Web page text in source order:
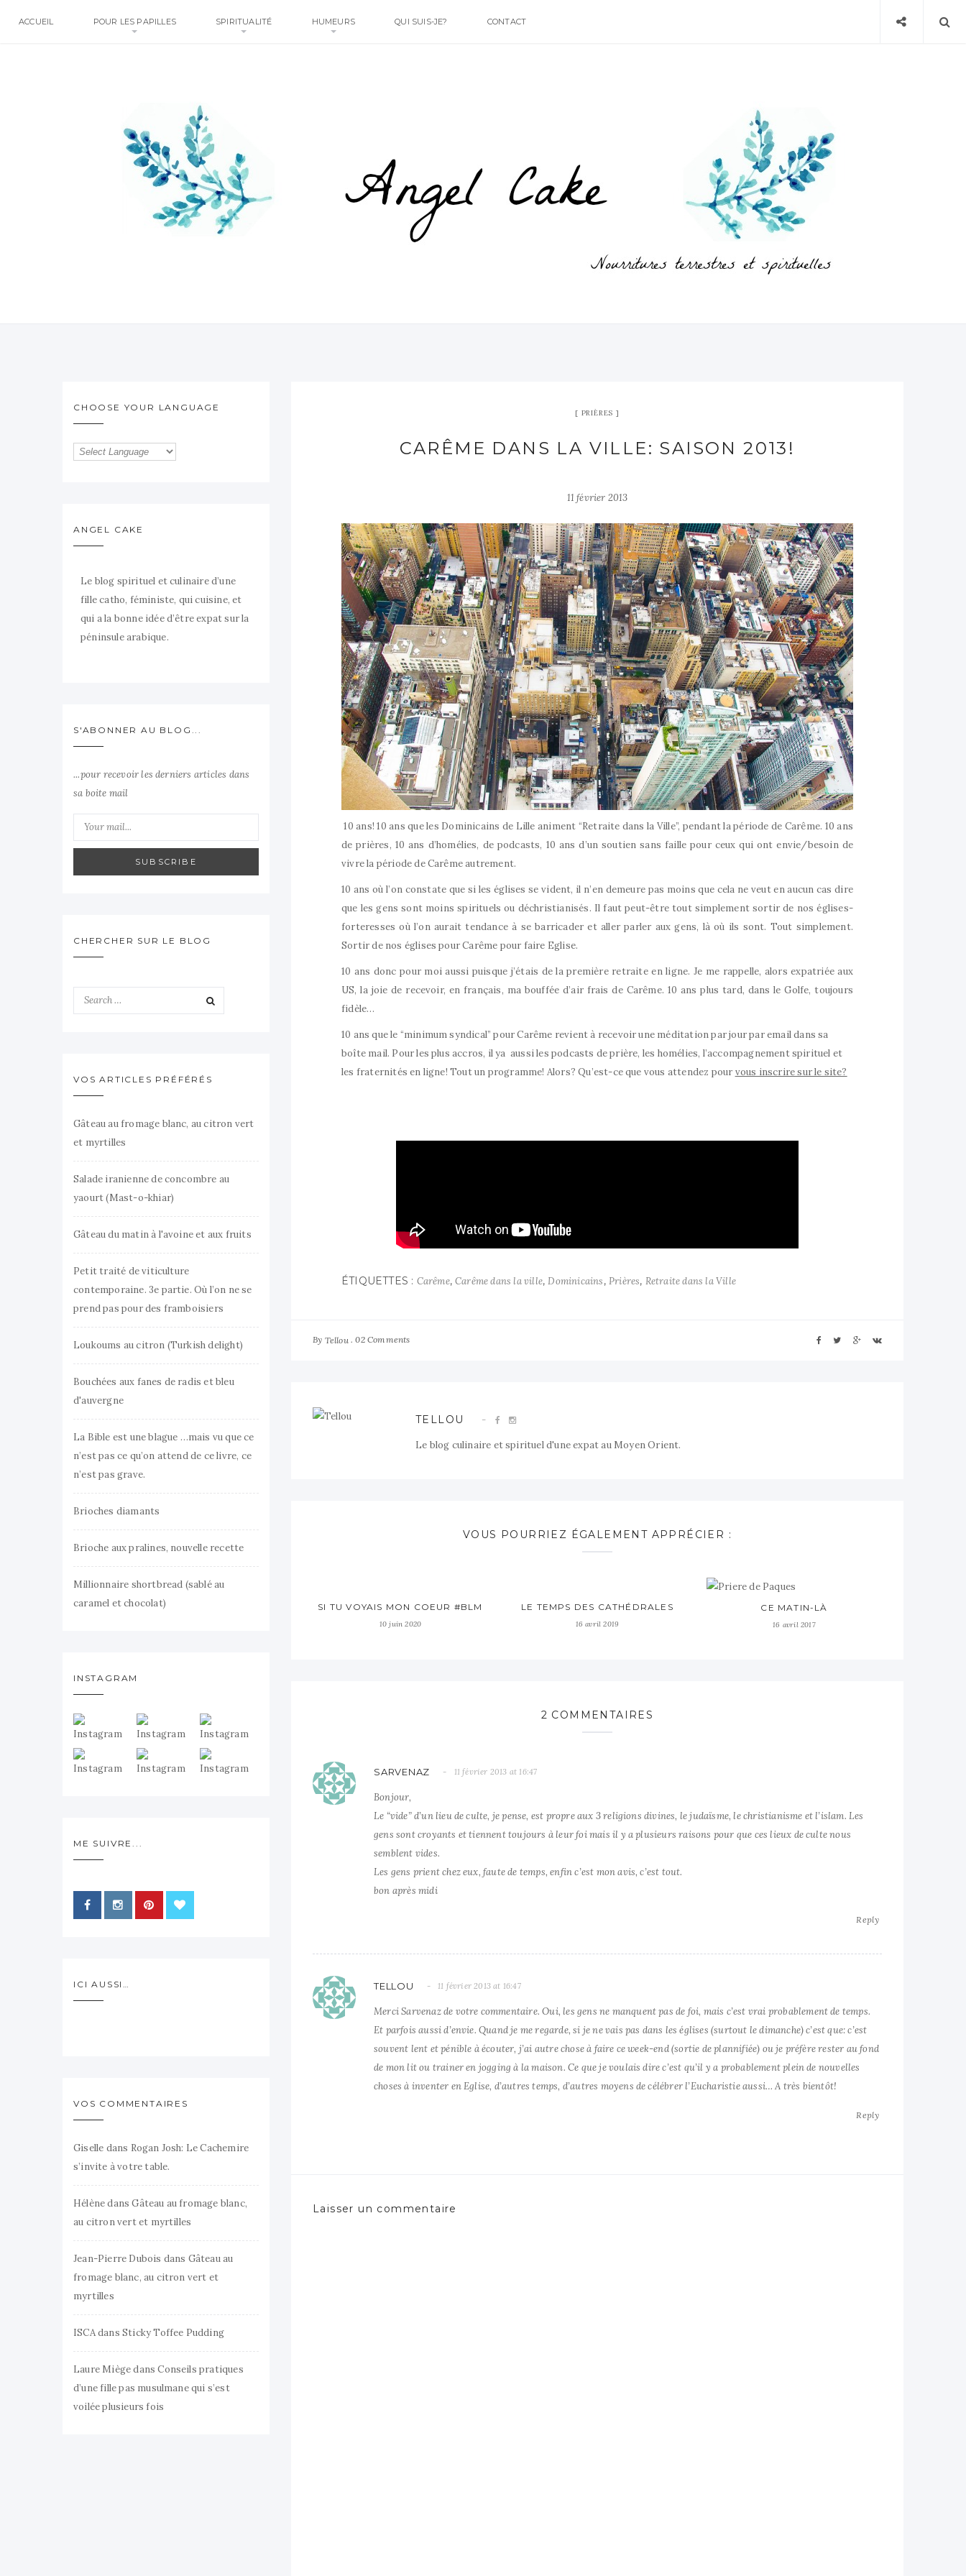
ACCUEIL POUR LES PAPILLES SPIRITUALITÉ HUMEURS QUI SUIS-JE? CONTACT
PRIÈRES
CARÊME DANS LA VILLE: SAISON 2013!
11 février 2013
10 ans! 10 ans que les Dominicains de Lille animent “Retraite dans la Ville”, pendant la période de Carême. 10 ans
de prières, 10 ans d’homélies, de podcasts, 10 ans d’un soutien sans faille pour ceux qui ont envie/besoin de
vivre la période de Carême autrement.
10 ans où l’on constate que si les églises se vident, il n’en demeure pas moins que cela ne veut en aucun cas dire
que les gens sont moins spirituels ou déchristianisés. Il faut peut-être tout simplement sortir de nos églises-
forteresses où l’on aurait tendance à se barricader et aller parler aux gens, là où ils sont. Tout simplement.
Sortir de nos églises pour Carême pour faire Eglise.
10 ans donc pour moi aussi puisque j’étais de la première retraite en ligne. Je me rappelle, alors expatriée aux
US, la joie de recevoir, en français, ma bouffée d’air frais de Carême. 10 ans plus tard, dans le Golfe, toujours
fidèle…
10 ans que le “minimum syndical” pour Carême revient à recevoir une méditation par jour par email dans sa
boîte mail. Pour les plus accros, il ya aussi les podcasts de prière, les homélies, l’accompagnement spirituel et
les fraternités en ligne! Tout un programme! Alors? Qu’est-ce que vous attendez pour vous inscrire sur le site?
ÉTIQUETTES : Carême,Carême dans la ville,Dominicains, Prières, Retraite dans la Ville
By Tellou 02 Comments
TELLOU
Le blog culinaire et spirituel d'une expat au Moyen Orient.
VOUS POURRIEZ ÉGALEMENT APPRÉCIER :
SI TU VOYAIS MON COEUR #BLM
10 juin 2020
LE TEMPS DES CATHÉDRALES
16 avril 2019
CE MATIN-LÀ
16 avril 2017
2 COMMENTAIRES
SARVENAZ 11 février 2013 at 16:47
Bonjour,
Le “vide” d’un lieu de culte, je pense, est propre aux 3 religions divines, le judaïsme, le christianisme et l’islam. Les
gens sont croyants et tiennent toujours à leur foi mais il y a plusieurs raisons pour que ces lieux de culte nous
semblent vides.
Les gens prient chez eux, faute de temps, enfin c’est mon avis, c’est tout.
bon après midi
Reply
TELLOU 11 février 2013 at 16:47
Merci Sarvenaz de votre commentaire. Oui, les gens ne manquent pas de foi, mais c’est vrai probablement de temps.
Et parfois aussi d’envie. Quand je me regarde, si je ne vais pas dans les églises (surtout le dimanche) c’est que: c’est
souvent lent et pénible à écouter, j’ai autre chose à faire ce week-end (sortie de plannifiée) ou je préfère rester au fond
de mon lit ou trainer en jogging à la maison. Ce que je voulais dire c’est qu’il y a probablement plein de nouvelles
choses à inventer en Eglise, d’autres temps, d’autres moyens de célébrer l’Eucharistie aussi… A très bientôt!
Reply
Laisser un commentaire
CHOOSE YOUR LANGUAGE
ANGEL CAKE
Le blog spirituel et culinaire d’une
fille catho, féministe, qui cuisine, et
qui a la bonne idée d’être expat sur la
péninsule arabique.
S'ABONNER AU BLOG...
...pour recevoir les derniers articles dans
sa boite mail
SUBSCRIBE
CHERCHER SUR LE BLOG
VOS ARTICLES PRÉFÉRÉS
Gâteau au fromage blanc, au citron vert
et myrtilles
Salade iranienne de concombre au
yaourt (Mast-o-khiar)
Gâteau du matin à l'avoine et aux fruits
Petit traité de viticulture
contemporaine. 3e partie. Où l’on ne se
prend pas pour des framboisiers
Loukoums au citron (Turkish delight)
Bouchées aux fanes de radis et bleu
d'auvergne
La Bible est une blague …mais vu que ce
n’est pas ce qu’on attend de ce livre, ce
n’est pas grave.
Brioches diamants
Brioche aux pralines, nouvelle recette
Millionnaire shortbread (sablé au
caramel et chocolat)
INSTAGRAM
ME SUIVRE...
ICI AUSSI…
VOS COMMENTAIRES
Giselle dans Rogan Josh: Le Cachemire
s’invite à votre table.
HélènedansGâteau au fromage blanc,
au citron vert et myrtilles
Jean-Pierre Dubois dans Gâteau au
fromage blanc, au citron vert et
myrtilles
ISCAdans Sticky Toffee Pudding
Laure MiègedansConseils pratiques
d’une fille pas musulmane qui s’est
voilée plusieurs fois